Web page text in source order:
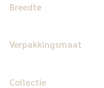
Breedte
Verpakkingsmaat
Collectie